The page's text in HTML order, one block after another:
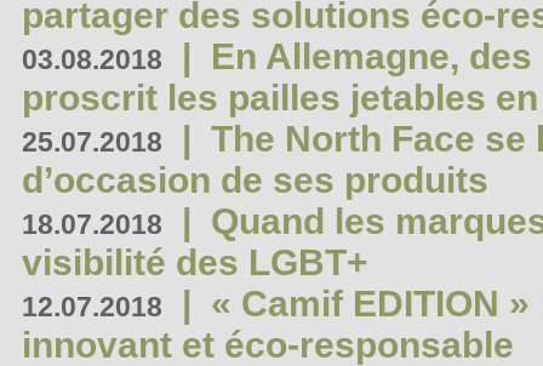
partager des solutions éco-
03.08.2018 | En Allemagne,
proscrit les pailles jetables
25.07.2018 | The North Face se
d’occasion de ses produits
18.07.2018 | Quand les
visibilité des LGBT+
12.07.2018 | « Camif EDITION
innovant et éco-responsable